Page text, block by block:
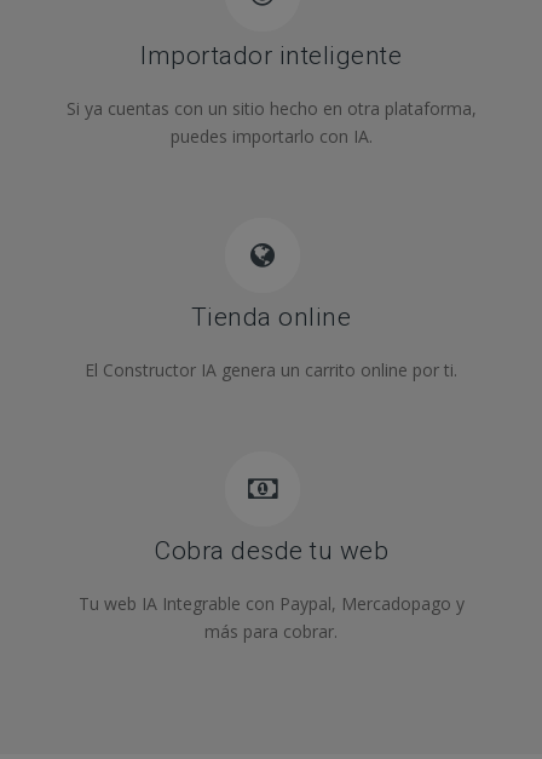
Importador inteligente
Si ya cuentas con un sitio hecho en otra plataforma,
puedes importarlo con IA.
Tienda online
El Constructor IA genera un carrito online por ti.
Cobra desde tu web
Tu web IA Integrable con Paypal, Mercadopago y
más para cobrar.